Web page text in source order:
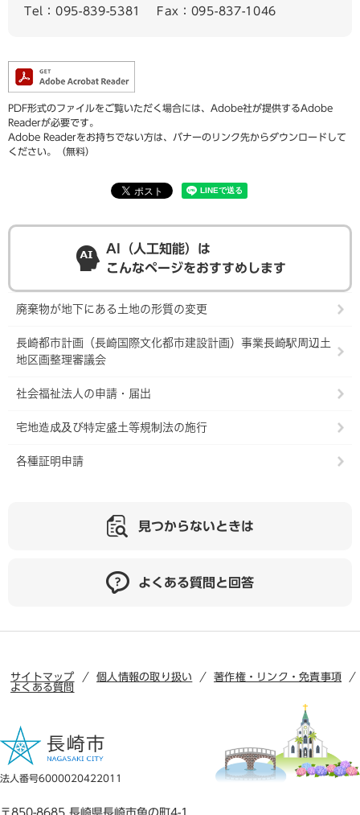
Tel：095-839-5381
Fax：095-837-1046
PDF形式のファイルをご覧いただく場合には、Adobe社が提供するAdobe
Readerが必要です。
Adobe Readerをお持ちでない方は、バナーのリンク先からダウンロードして
ください。（無料）
AI（人工知能）は
こんなページをおすすめします
廃棄物が地下にある土地の形質の変更
長崎都市計画（長崎国際文化都市建設計画）事業長崎駅周辺土
地区画整理審議会
社会福祉法人の申請・届出
宅地造成及び特定盛土等規制法の施行
各種証明申請
見つからないときは
よくある質問と回答
サイトマップ 個人情報の取り扱い
著作権・リンク・免責事項
よくある質問
法人番号6000020422011
〒850-8685 長崎県長崎市魚の町4-1